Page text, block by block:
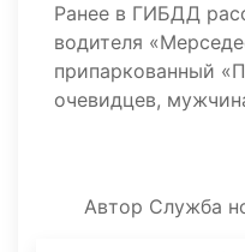
Ранее в ГИБДД
водителя
припаркованный
очевидцев,
Автор Служба